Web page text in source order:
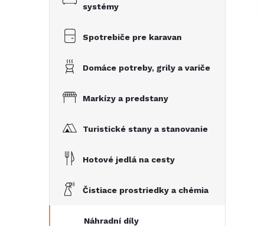
systémy
Spotrebiče pre karavan
Domáce potreby, grily a variče
Markízy a predstany
Turistické stany a stanovanie
Hotové jedlá na cesty
Čistiace prostriedky a chémia
Náhradní díly